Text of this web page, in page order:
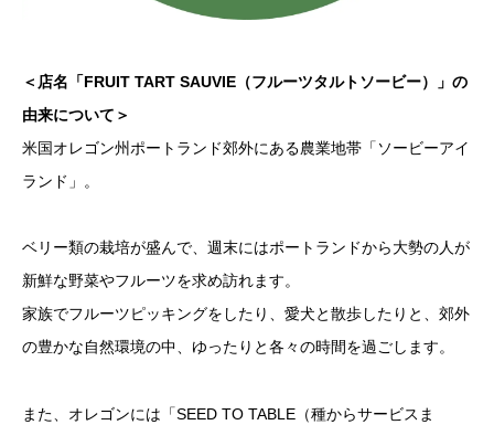
＜店名「FRUIT TART SAUVIE（フルーツタルトソービー）」の
由来について＞
米国オレゴン州ポートランド郊外にある農業地帯「ソービーアイ
ランド」。
ベリー類の栽培が盛んで、週末にはポートランドから大勢の人が
新鮮な野菜やフルーツを求め訪れます。
家族でフルーツピッキングをしたり、愛犬と散歩したりと、郊外
の豊かな自然環境の中、ゆったりと各々の時間を過ごします。
また、オレゴンには「SEED TO TABLE（種からサービスま